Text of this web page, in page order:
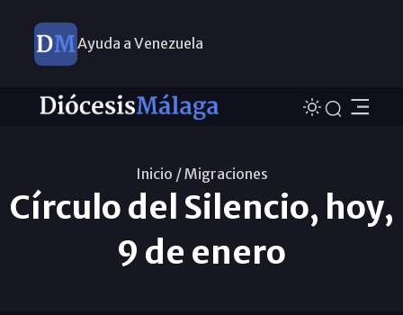
Ayuda a Venezuela
Inicio /Migraciones
Círculo del Silencio, hoy,
9 de enero